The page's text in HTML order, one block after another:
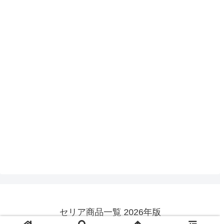
セリア商品一覧 2026年版